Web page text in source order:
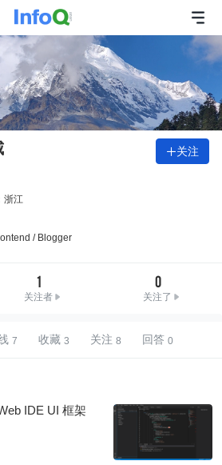
关注
浙江
/ Blogger
1
关注者
0
关注了
收藏 关注 回答
IDE UI 框架